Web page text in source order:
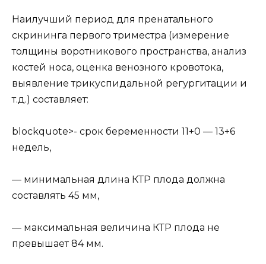
Наилучший период для пренатального
скрининга первого триместра (измерение
толщины воротникового пространства, анализ
костей носа, оценка венозного кровотока,
выявление трикуспидальной регургитации и
т.д.) составляет:
blockquote>- срок беременности 11+0 — 13+6
недель,
— минимальная длина КТР плода должна
составлять 45 мм,
— максимальная величина КТР плода не
превышает 84 мм.